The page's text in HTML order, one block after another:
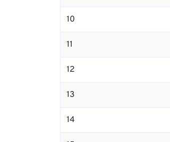
10
11
12
13
14